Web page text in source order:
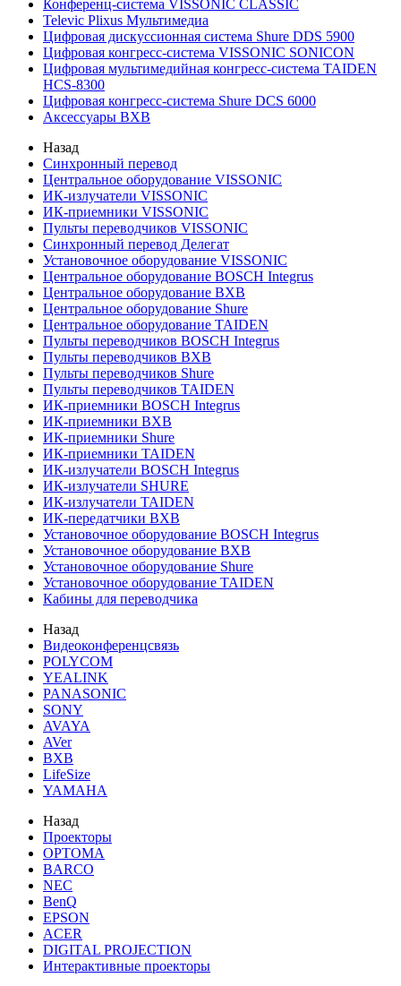
Конференц-система VISSONIC CLASSIC
Televic Plixus Мультимедиа
Цифровая дискуссионная система Shure DDS 5900
Цифровая конгресс-система VISSONIC SONICON
Цифровая мультимедийная конгресс-система TAIDEN
HCS-8300
Цифровая конгресс-система Shure DCS 6000
Аксессуары BXB
Назад
Синхронный перевод
Центральное оборудование VISSONIC
ИК-излучатели VISSONIC
ИК-приемники VISSONIC
Пульты переводчиков VISSONIC
Синхронный перевод Делегат
Установочное оборудование VISSONIC
Центральное оборудование BOSCH Integrus
Центральное оборудование BXB
Центральное оборудование Shure
Центральное оборудование TAIDEN
Пульты переводчиков BOSCH Integrus
Пульты переводчиков BXB
Пульты переводчиков Shure
Пульты переводчиков TAIDEN
ИК-приемники BOSCH Integrus
ИК-приемники BXB
ИК-приемники Shure
ИК-приемники TAIDEN
ИК-излучатели BOSCH Integrus
ИК-излучатели SHURE
ИК-излучатели TAIDEN
ИК-передатчики BXB
Установочное оборудование BOSCH Integrus
Установочное оборудование BXB
Установочное оборудование Shure
Установочное оборудование TAIDEN
Кабины для переводчика
Назад
Видеоконференцсвязь
POLYCOM
YEALINK
PANASONIC
SONY
AVAYA
AVer
BXB
LifeSize
YAMAHA
Назад
Проекторы
OPTOMA
BARCO
NEC
BenQ
EPSON
ACER
DIGITAL PROJECTION
Интерактивные проекторы